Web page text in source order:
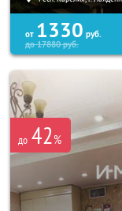
от 1330 руб.
до17880руб.
до 42%